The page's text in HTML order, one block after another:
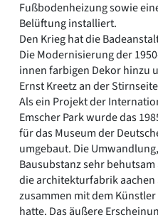
Fußbodenheizung sowie
Belüftung installiert.
Den Krieg hat die
Die Modernisierung der
innen farbigen Dekor hinzu
Ernst Kreetz an der
Als ein Projekt der
Emscher Park wurde das
für das Museum der
umgebaut. Die
Bausubstanz sehr
die architekturfabrik
zusammen mit dem
hatte. Das äußere